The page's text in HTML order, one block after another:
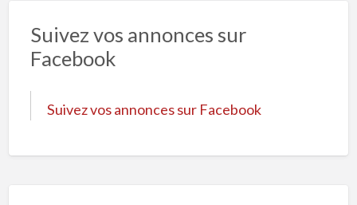
Suivez vos annonces sur
Facebook
Suivez vos annonces sur Facebook